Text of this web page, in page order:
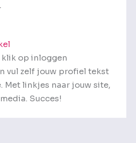
klik op inloggen
vul zelf jouw profiel tekst
Met linkjes naar jouw site,
Succes!